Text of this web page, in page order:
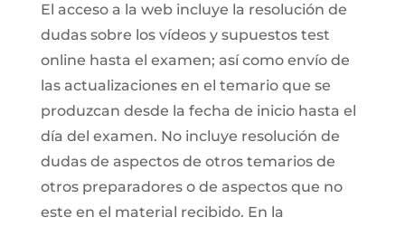
El acceso a la web incluye la resolución de
dudas sobre los vídeos y supuestos test
online hasta el examen; así como envío de
las actualizaciones en el temario que se
produzcan desde la fecha de inicio hasta el
día del examen. No incluye resolución de
dudas de aspectos de otros temarios de
otros preparadores o de aspectos que no
este en el material recibido. En la